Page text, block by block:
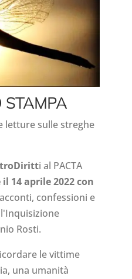
STAMPA
letture sulle streghe
i al PACTA
il 14 aprile 2022 con
confessioni e
Rosti.
le vittime
una umanità